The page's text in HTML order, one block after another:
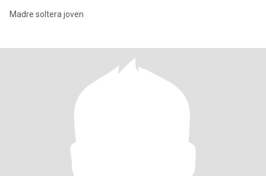
Madre soltera joven